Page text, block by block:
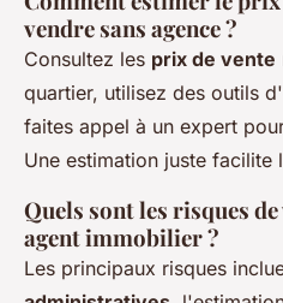
vendre sans agence ?
Consultez les prix de vente
quartier, utilisez des outils
faites appel à un expert
Une estimation juste facilite
Quels sont les risques
agent immobilier ?
Les principaux risques